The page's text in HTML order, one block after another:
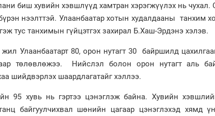
биш хувийн хэвшлүүд хамтран хэрэгжүүлэх нь чухал.
нээлттэй. Улаанбаатар хотын худалдааны танхим
тус танхимын гүйцэтгэх захирал Б.Хаш-Эрдэнэ хэлэв.
жил Улаанбаатарт 80, орон нутагт 30 байршилд
төлөвлөжээ. Нийслэл болон орон нутагт аль
шийдвэрлэх шаардлагатайг хэллээ.
95 хувь нь гэртээ цэнэглэж байна. Хувийн
байгуулчихвал шөнийн цагаар цэнэглэхэд хямд